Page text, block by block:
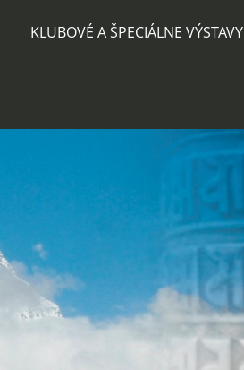
KLUBOVÉ A ŠPECIÁLNE VÝSTAVY